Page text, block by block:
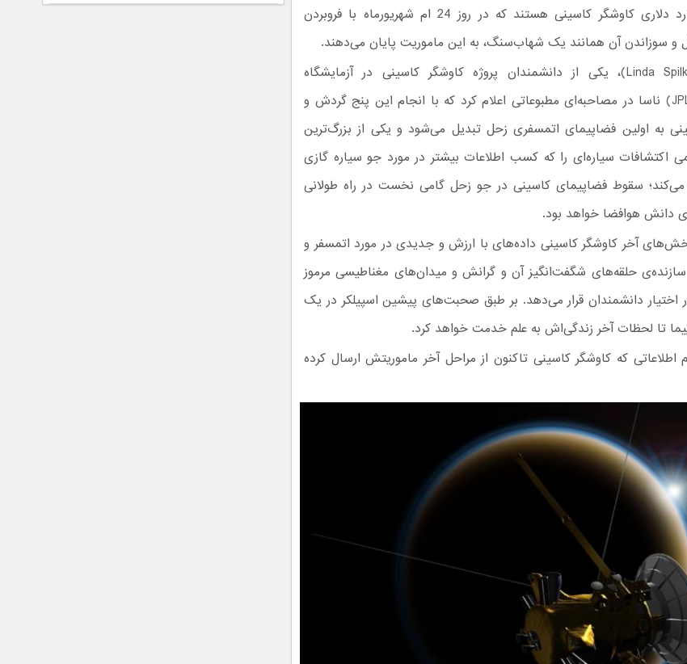
ساله و 3.26 میلیارد دلاری کاوشگر کاسینی هستند که در روز 24 ام شهریورماه با فروبردن
و سوزاندن آن همانند یک شهاب‌سنگ، به این ماموریت پایان می‌دهند.
لیندا اسپیلکر (Linda Spilker)، یکی از دانشمندان پروژه کاوشگر کاسینی در آزمایشگاه
پیش‌رانش جت (JPL) ناسا در مصاحبه‌ای مطبوعاتی اعلام کرد که با انجام این پنج گردش و
به اولین فضاپیمای اتمسفری زحل تبدیل می‌شود و یکی از بزرگ‌ترین
اکتشافات سیاره‌ای را که کسب اطلاعات بیشتر در مورد جو سیاره گازی
می‌کند؛ سقوط فضاپیمای کاسینی در جو زحل گامی نخست در راه طولانی
دانش هوافضا خواهد بود.
آخر کاوشگر کاسینی داده‌های با ارزش و جدیدی در مورد اتمسفر و
سازنده‌ی حلقه‌های شگفت‌انگیز آن و گرانش و میدان‌های مغناطیسی مرموز
اختیار دانشمندان قرار می‌دهد. بر طبق صحبت‌های پیشین اسپیلکر در یک
تا لحظات آخر زندگی‌اش به علم خدمت خواهد کرد.
که کاوشگر کاسینی تاکنون از مراحل آخر ماموریتش ارسال کرده